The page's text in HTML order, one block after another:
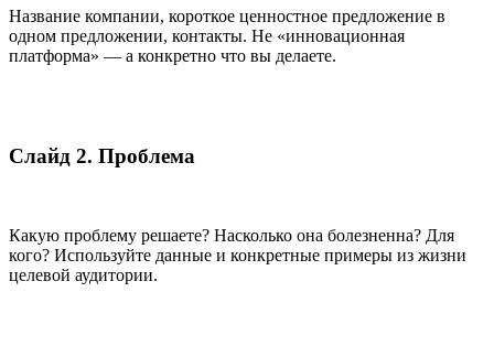
Название компании, короткое ценностное предложение в
одном предложении, контакты. Не «инновационная
платформа» — а конкретно что вы делаете.
Слайд 2. Проблема
Какую проблему решаете? Насколько она болезненна? Для
кого? Используйте данные и конкретные примеры из жизни
целевой аудитории.